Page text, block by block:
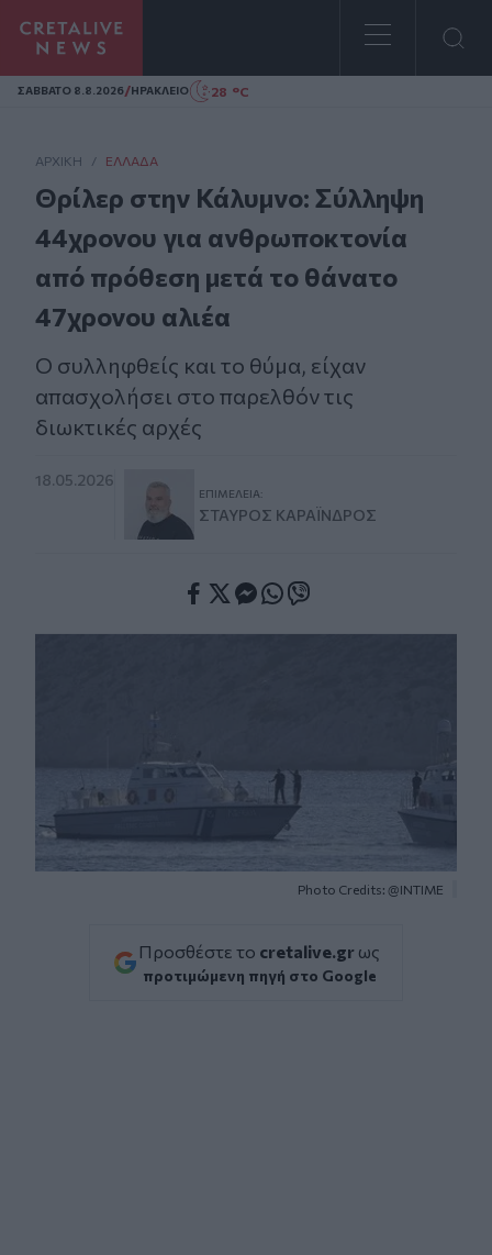
Homepage
ΣAΒΒΑΤΟ 8.8.2026/ΗΡΑΚΛΕΙΟ 28 °C
ΑΡΧΙΚΗ / ΕΛΛΆΔΑ
Θρίλερ στην Κάλυμνο: Σύλληψη
44χρονου για ανθρωποκτονία
από πρόθεση μετά το θάνατο
47χρονου αλιέα
Ο συλληφθείς και το θύμα, είχαν
απασχολήσει στο παρελθόν τις
διωκτικές αρχές
18.05.2026
ΕΠΙΜΈΛΕΙΑ:
ΣΤΑΎΡΟΣ ΚΑΡΑΪ́ΝΔΡΟΣ
Photo Credits: @ΙΝΤΙΜΕ
Προσθέστε το cretalive.gr ως
προτιμώμενη πηγή στο Google